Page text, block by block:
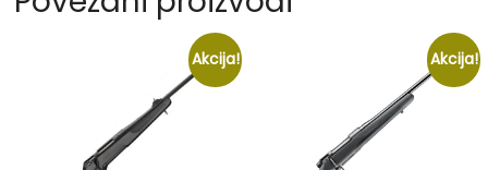
Akcija! Akcija!